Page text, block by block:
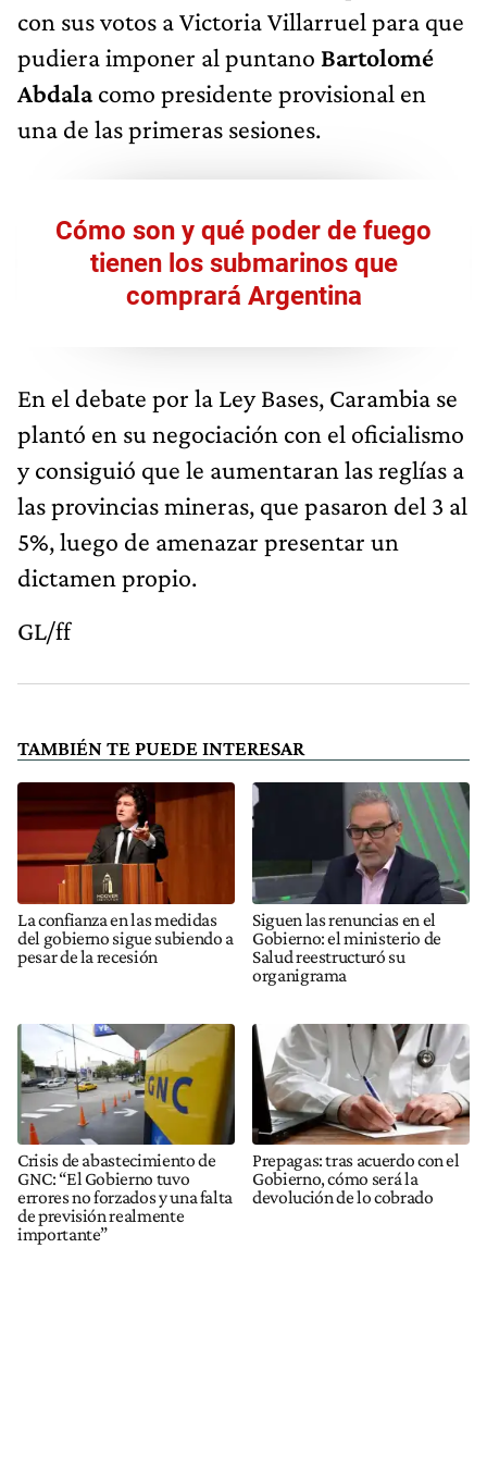
con sus votos a Victoria Villarruel para que
pudiera imponer al puntano Bartolomé
Abdalacomo presidente provisional en
una de las primeras sesiones.
Cómo son y qué poder de fuego
tienen los submarinos que
comprará Argentina
En el debate por la Ley Bases, Carambia se
plantó en su negociación con el oficialismo
y consiguió que le aumentaran las reglías a
las provincias mineras, que pasaron del 3 al
5%, luego de amenazar presentar un
dictamen propio.
GL/ff
TAMBIÉN TE PUEDE INTERESAR
La confianza en las medidas
del gobierno sigue subiendo a
pesar de la recesión
Siguen las renuncias en el
Gobierno: el ministerio de
Salud reestructuró su
organigrama
Crisis de abastecimiento de
GNC: “El Gobierno tuvo
errores no forzados y una falta
de previsión realmente
importante”
Prepagas: tras acuerdo con el
Gobierno, cómo será la
devolución de lo cobrado